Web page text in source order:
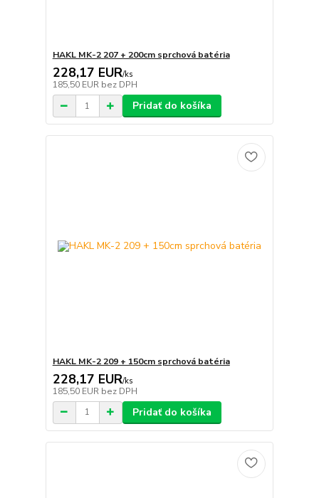
HAKL MK-2 207 + 200cm sprchová batéria
228,17 EUR/ks
185,50 EUR bez DPH
Pridať do košíka
HAKL MK-2 209 + 150cm sprchová batéria
228,17 EUR/ks
185,50 EUR bez DPH
Pridať do košíka